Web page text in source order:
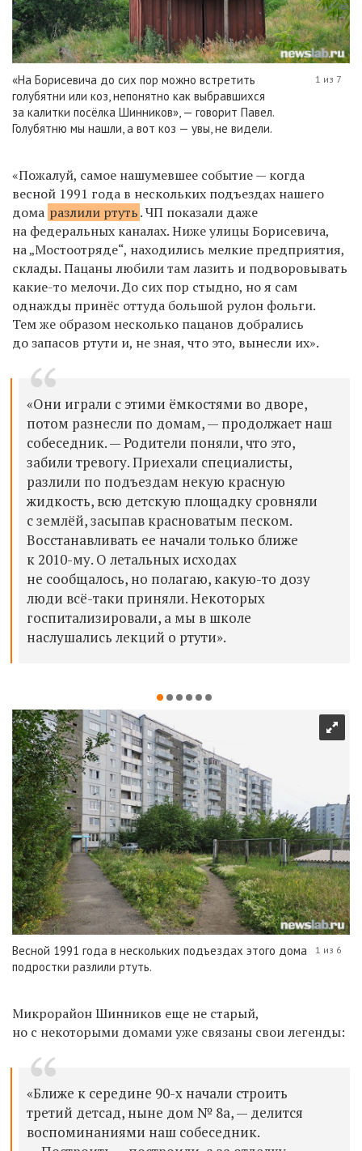
«На Борисевича до сих пор можно встретить
голубятни или коз, непонятно как выбравшихся
за калитки посёлка Шинников», — говорит Павел.
Голубятню мы нашли, а вот коз — увы, не видели.
1 из 7
«Пожалуй, самое нашумевшее событие — когда
весной 1991 года в нескольких подъездах нашего
дома разлили ртуть. ЧП показали даже
на федеральных каналах. Ниже улицы Борисевича,
на „Мостоотряде“, находились мелкие предприятия,
склады. Пацаны любили там лазить и подворовывать
какие-то мелочи. До сих пор стыдно, но я сам
однажды принёс оттуда большой рулон фольги.
Тем же образом несколько пацанов добрались
до запасов ртути и, не зная, что это, вынесли их».
«Они играли с этими ёмкостями во дворе,
потом разнесли по домам, — продолжает наш
собеседник. — Родители поняли, что это,
забили тревогу. Приехали специалисты,
разлили по подъездам некую красную
жидкость, всю детскую площадку сровняли
с землёй, засыпав красноватым песком.
Восстанавливать ее начали только ближе
к 2010-му. О летальных исходах
не сообщалось, но полагаю, какую-то дозу
люди всё-таки приняли. Некоторых
госпитализировали, а мы в школе
наслушались лекций о ртути».
Весной 1991 года в нескольких подъездах этого дома
подростки разлили ртуть.
1 из 6
Микрорайон Шинников еще не старый,
но с некоторыми домами уже связаны свои легенды:
«Ближе к середине 90-х начали строить
третий детсад, ныне дом № 8а, — делится
воспоминаниями наш собеседник.